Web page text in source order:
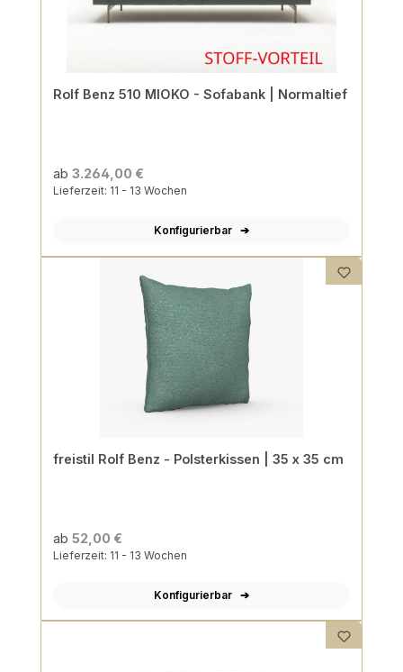
Rolf Benz 510 MIOKO - Sofabank | Normaltief
ab 3.264,00 €
Lieferzeit: 11 - 13 Wochen
Konfigurierbar
freistil Rolf Benz - Polsterkissen | 35 x 35 cm
ab 52,00 €
Lieferzeit: 11 - 13 Wochen
Konfigurierbar